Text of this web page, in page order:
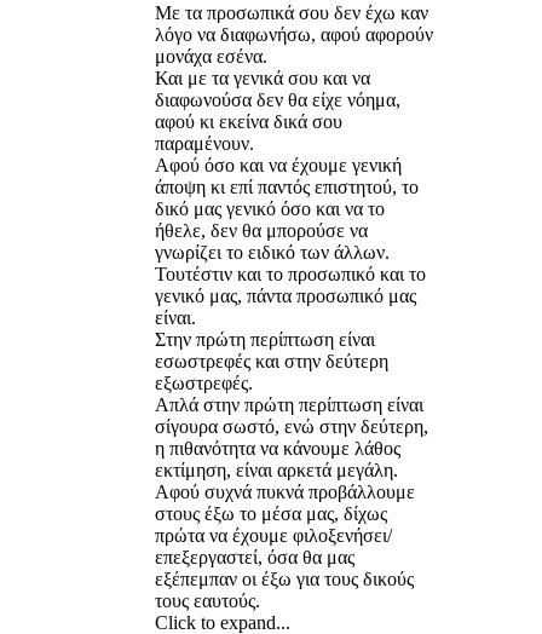
Με τα προσωπικά σου δεν έχω καν
λόγο να διαφωνήσω, αφού αφορούν
μονάχα εσένα.
Και με τα γενικά σου και να
διαφωνούσα δεν θα είχε νόημα,
αφού κι εκείνα δικά σου
παραμένουν.
Αφού όσο και να έχουμε γενική
άποψη κι επί παντός επιστητού, το
δικό μας γενικό όσο και να το
ήθελε, δεν θα μπορούσε να
γνωρίζει το ειδικό των άλλων.
Τουτέστιν και το προσωπικό και το
γενικό μας, πάντα προσωπικό μας
είναι.
Στην πρώτη περίπτωση είναι
εσωστρεφές και στην δεύτερη
εξωστρεφές.
Απλά στην πρώτη περίπτωση είναι
σίγουρα σωστό, ενώ στην δεύτερη,
η πιθανότητα να κάνουμε λάθος
εκτίμηση, είναι αρκετά μεγάλη.
Αφού συχνά πυκνά προβάλλουμε
στους έξω το μέσα μας, δίχως
πρώτα να έχουμε φιλοξενήσει/
επεξεργαστεί, όσα θα μας
εξέπεμπαν οι έξω για τους δικούς
τους εαυτούς.
Click to expand...